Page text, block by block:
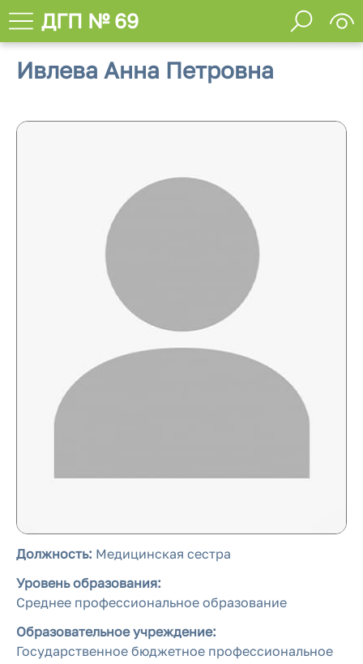
ДГП № 69
Ивлева Анна Петровна
Должность: Медицинская сестра
Уровень образования:
Среднее профессиональное образование
Образовательное учреждение:
Государственное бюджетное профессиональное